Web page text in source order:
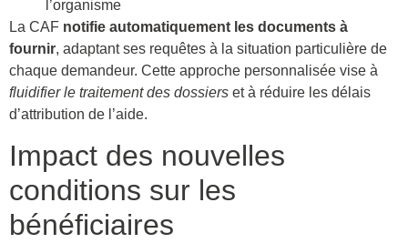
l’organisme
La CAF notifie automatiquement les documents à
fournir, adaptant ses requêtes à la situation particulière de
chaque demandeur. Cette approche personnalisée vise à
fluidifier le traitement des dossiers et à réduire les délais
d’attribution de l’aide.
Impact des nouvelles
conditions sur les
bénéficiaires